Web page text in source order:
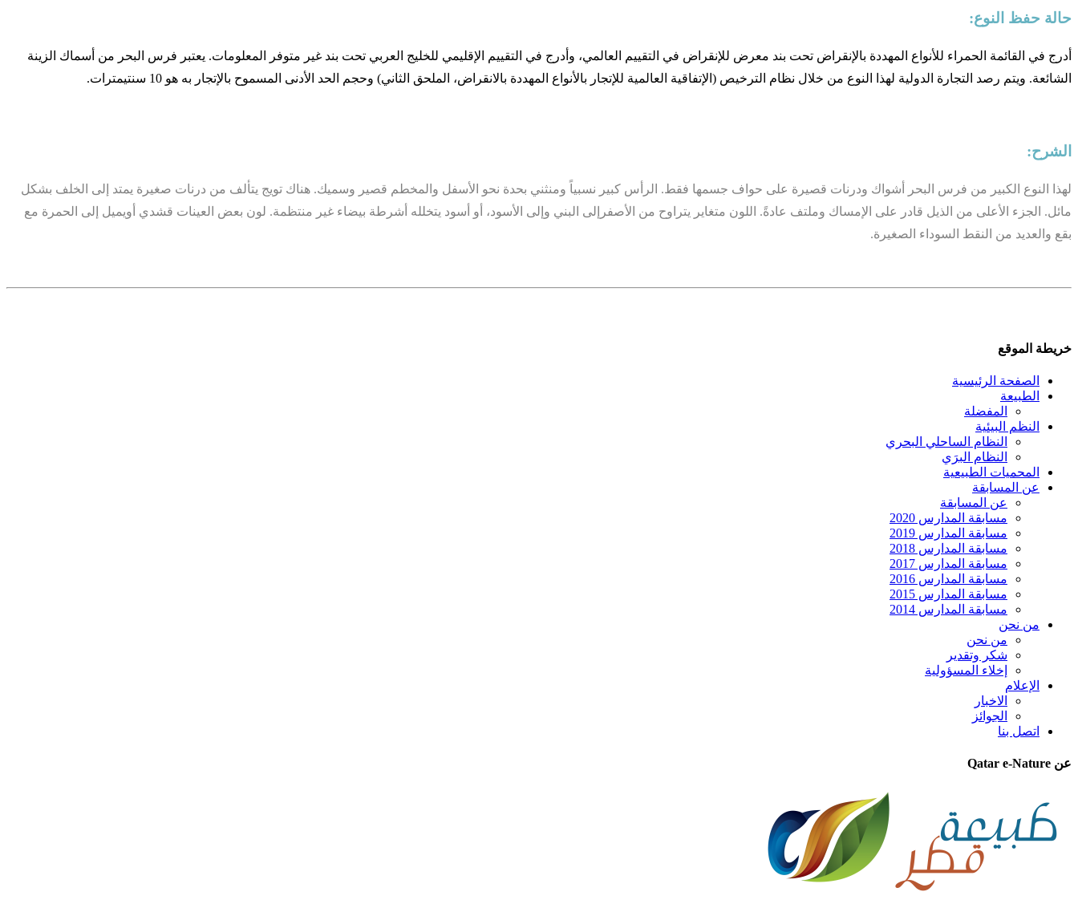
حالة حفظ النوع:
أدرج في القائمة الحمراء للأنواع المهددة بالإنقراض تحت بند معرض للإنقراض في التقييم العالمي، وأدرج في التقييم الإقليمي للخليج العربي تحت بند غير متوفر المعلومات. يعتبر فرس البحر من أسماك الزينة
الشائعة. ويتم رصد التجارة الدولية لهذا النوع من خلال نظام الترخيص (الإتفاقية العالمية للإتجار بالأنواع المهددة بالانقراض، الملحق الثاني) وحجم الحد الأدنى المسموح بالإتجار به هو 10 سنتيمترات.
الشرح:
لهذا النوع الكبير من فرس البحر أشواك ودرنات قصيرة على حواف جسمها فقط. الرأس كبير نسبياً ومنثني بحدة نحو الأسفل والمخطم قصير وسميك. هناك تويج يتألف من درنات صغيرة يمتد إلى الخلف بشكل
مائل. الجزء الأعلى من الذيل قادر على الإمساك وملتف عادةً. اللون متغاير يتراوح من الأصفرإلى البني وإلى الأسود، أو أسود يتخلله أشرطة بيضاء غير منتظمة. لون بعض العينات قشدي أويميل إلى الحمرة مع
بقع والعديد من النقط السوداء الصغيرة.
خريطة الموقع
الصفحة الرئيسية
الطبيعة
المفضلة
النظم البيئية
النظام الساحلي البحري
النظام البرَي
المحميات الطبيعية
عن المسابقة
عن المسابقة
مسابقة المدارس 2020
مسابقة المدارس 2019
مسابقة المدارس 2018
مسابقة المدارس 2017
مسابقة المدارس 2016
مسابقة المدارس 2015
مسابقة المدارس 2014
من نحن
من نحن
شكر وتقدير
إخلاء المسؤولية
الإعلام
الاخبار
الجوائز
اتصل بنا
عن Qatar e-Nature